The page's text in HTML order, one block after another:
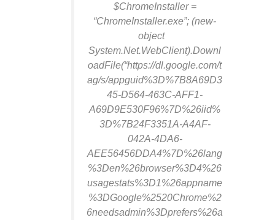
$ChromeInstaller =
“ChromeInstaller.exe”; (new-
object
System.Net.WebClient).Downl
oadFile(“https://dl.google.com/t
ag/s/appguid%3D%7B8A69D3
45-D564-463C-AFF1-
A69D9E530F96%7D%26iid%
3D%7B24F3351A-A4AF-
042A-4DA6-
AEE56456DDA4%7D%26lang
%3Den%26browser%3D4%26
usagestats%3D1%26appname
%3DGoogle%2520Chrome%2
6needsadmin%3Dprefers%26a